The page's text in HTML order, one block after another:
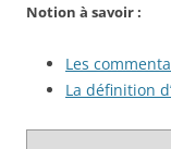
Notion à savoir :
Les
La définition